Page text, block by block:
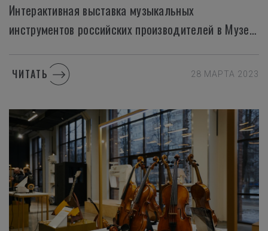
Интерактивная выставка музыкальных
инструментов российских производителей в Музее Музыки в Москве
ЧИТАТЬ 28 МАРТА 2023